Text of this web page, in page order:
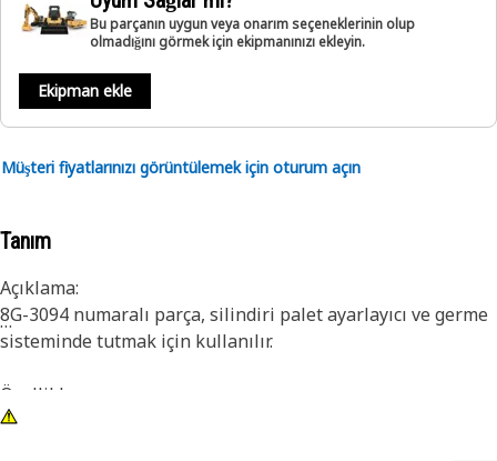
Bu parçanın uygun veya onarım seçeneklerinin olup
olmadığını görmek için ekipmanınızı ekleyin.
Ekipman ekle
Müşteri fiyatlarınızı görüntülemek için oturum açın
Tanım
Açıklama:
8G-3094 numaralı parça, silindiri palet ayarlayıcı ve germe
sisteminde tutmak için kullanılır.
Özellikler:
• Çelik tutucu